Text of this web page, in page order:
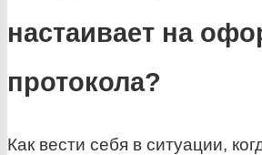
настаивает на
протокола?
Как вести себя в ситуации,